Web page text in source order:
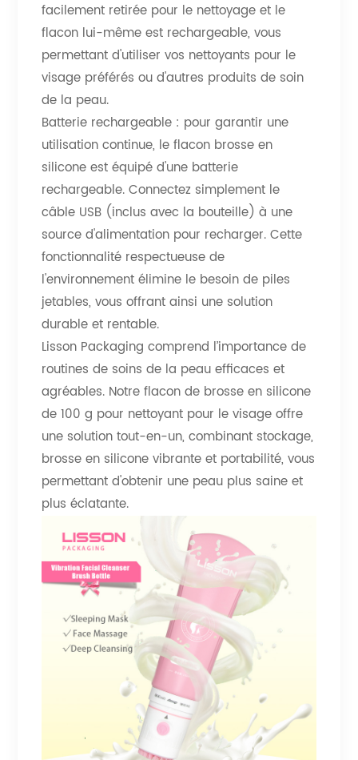
facilement retirée pour le nettoyage et le
flacon lui-même est rechargeable, vous
permettant d'utiliser vos nettoyants pour le
visage préférés ou d'autres produits de soin
de la peau.
Batterie rechargeable : pour garantir une
utilisation continue, le flacon brosse en
silicone est équipé d'une batterie
rechargeable. Connectez simplement le
câble USB (inclus avec la bouteille) à une
source d'alimentation pour recharger. Cette
fonctionnalité respectueuse de
l'environnement élimine le besoin de piles
jetables, vous offrant ainsi une solution
durable et rentable.
Lisson Packaging comprend l’importance de
routines de soins de la peau efficaces et
agréables. Notre flacon de brosse en silicone
de 100 g pour nettoyant pour le visage offre
une solution tout-en-un, combinant stockage,
brosse en silicone vibrante et portabilité, vous
permettant d'obtenir une peau plus saine et
plus éclatante.